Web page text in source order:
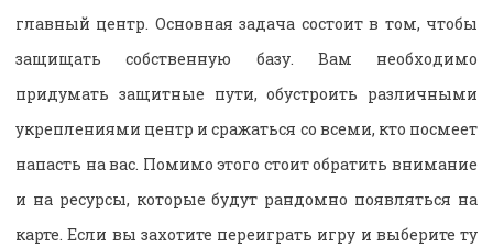
главный центр. Основная задача состоит в том, чтобы
защищать собственную базу. Вам необходимо
придумать защитные пути, обустроить различными
укреплениями центр и сражаться со всеми, кто посмеет
напасть на вас. Помимо этого стоит обратить внимание
и на ресурсы, которые будут рандомно появляться на
карте. Если вы захотите переиграть игру и выберите ту